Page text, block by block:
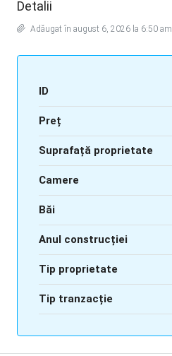
Detalii
Adăugat în august 6, 2026 la 6:50 am
ID
Preț
Suprafață proprietate
Camere
Băi
Anul construcției
Tip proprietate
Tip tranzacție